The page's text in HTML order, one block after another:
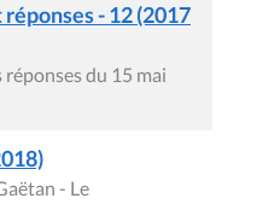
- 12 (2017
du 15 mai
- Le